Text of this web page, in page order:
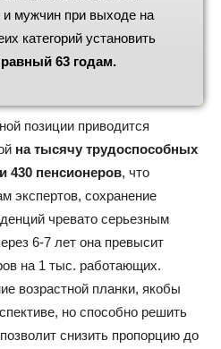
мужчин при выходе на
категорий установить
равный 63 годам.
позиции приводится
на тысячу трудоспособных
430 пенсионеров, что
экспертов, сохранение
чревато серьезным
6-7 лет она превысит
на 1 тыс. работающих.
возрастной планки, якобы
но способно решить
снизить пропорцию до